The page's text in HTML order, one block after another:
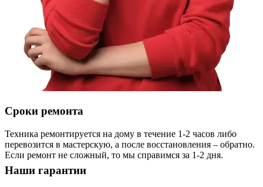
Сроки ремонта
Техника ремонтируется на дому в течение 1-2 часов либо
перевозится в мастерскую, а после восстановления – обратно.
Если ремонт не сложный, то мы справимся за 1-2 дня.
Наши гарантии